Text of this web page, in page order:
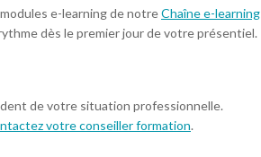
e-learning de notreChaîne e-learning
dès le premier jour de votre présentiel.
de votre situation professionnelle.
votre conseiller formation.